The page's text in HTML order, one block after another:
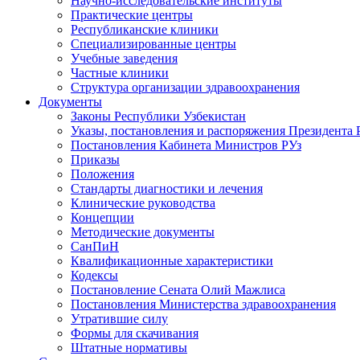
Практические центры
Республиканские клиники
Специализированные центры
Учебные заведения
Частные клиники
Структура организации здравоохранения
Документы
Законы Республики Узбекистан
Указы, постановления и распоряжения Президента
Постановления Кабинета Министров РУз
Приказы
Положения
Стандарты диагностики и лечения
Клинические руководства
Концепции
Методические документы
СанПиН
Квалификационные характеристики
Кодексы
Постановление Сената Олий Мажлиса
Постановления Министерства здравоохранения
Утратившие силу
Формы для скачивания
Штатные нормативы